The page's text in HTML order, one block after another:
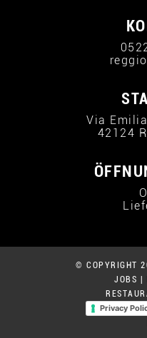
Via
42124
© COPYRIGHT
JOBS
Privacy